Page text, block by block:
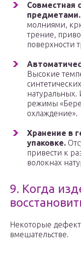
Совместная
предметами.
молниями,
трение,
поверхности
Высокие
режимы
охлаждение».
Хранение в
упаковке.
привести к
волокнах
9. Когда
Некоторые
вмешательстве.